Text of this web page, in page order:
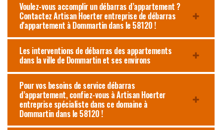
Voulez-vous accomplir un débarras d’appartement ?
Contactez Artisan Hoerter entreprise de débarras
d'appartement à Dommartin dans le 58120 !
Les interventions de débarras des appartements
dans la ville de Dommartin et ses environs
Pour vos besoins de service débarras
d’appartement, confiez-vous à Artisan Hoerter
entreprise spécialiste dans ce domaine à
Dommartin dans le 58120 !